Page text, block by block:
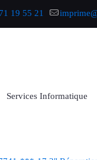
19 55 21
Services Informatique